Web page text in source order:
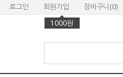
로그인
회원가입
1000원
장바구니(0)